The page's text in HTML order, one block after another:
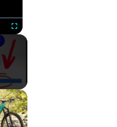
F
u
l
s
c